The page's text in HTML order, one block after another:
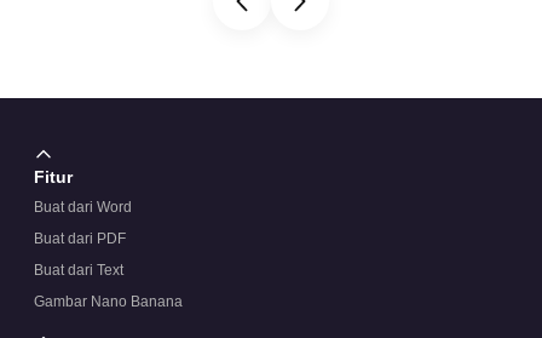
Fitur
Buat dari Word
Buat dari PDF
Buat dari Text
Gambar Nano Banana